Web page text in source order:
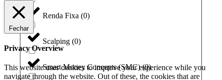
Renda Fixa (0)
Scalping (0)
Smart Money Concepts (SMC)(0)
Fechar
Privacy Overview
This website uses cookies to improve your experience while you
navigate through the website. Out of these, the cookies that are